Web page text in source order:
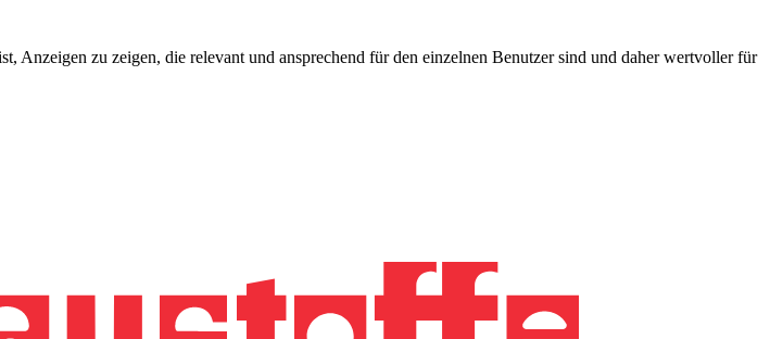
zu zeigen, die relevant und ansprechend für den einzelnen Benutzer sind und daher wertvoller für